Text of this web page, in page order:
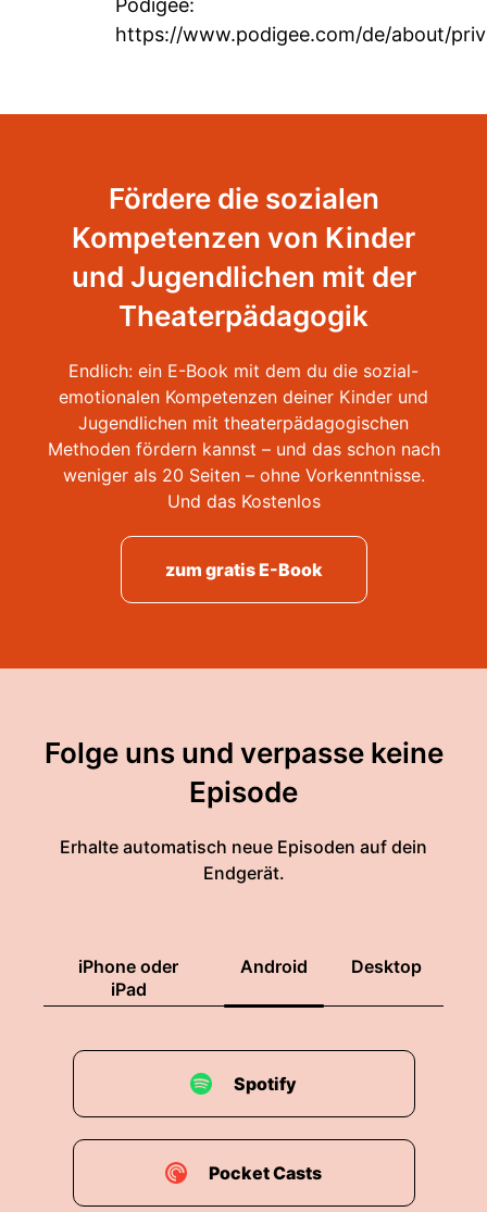
Podigee:
https://www.podigee.com/de/about/
Fördere die sozialen
Kompetenzen von Kinder
und Jugendlichen mit der
Theaterpädagogik
Endlich: ein E-Book mit dem du die sozial-
emotionalen Kompetenzen deiner Kinder und
Jugendlichen mit theaterpädagogischen
Methoden fördern kannst – und das schon nach
weniger als 20 Seiten – ohne Vorkenntnisse.
Und das Kostenlos
zum gratis E-Book
Folge uns und verpasse keine
Episode
Erhalte automatisch neue Episoden auf dein
Endgerät.
iPhone oder
iPad
Android Desktop
Spotify
Pocket Casts